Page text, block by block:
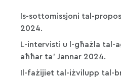
Is-sottomissjoni tal-
2024.
L-intervisti u l-għażla tal-
aħħar ta’ Jannar 2024.
Il-fażijiet tal-iżvilupp tal-